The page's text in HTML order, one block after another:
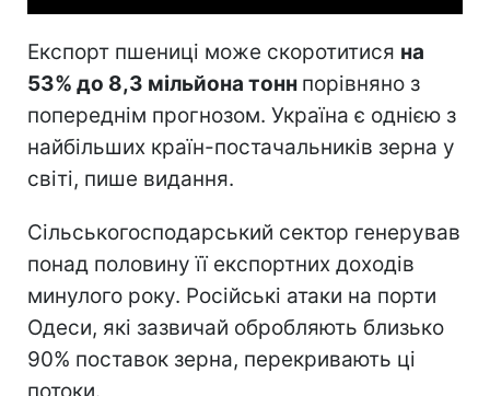
Експорт пшениці може скоротитися на
53% до 8,3 мільйона тонн порівняно з
попереднім прогнозом. Україна є однією з
найбільших країн-постачальників зерна у
світі, пише видання.
Сільськогосподарський сектор генерував
понад половину її експортних доходів
минулого року. Російські атаки на порти
Одеси, які зазвичай обробляють близько
90% поставок зерна, перекривають ці
потоки.